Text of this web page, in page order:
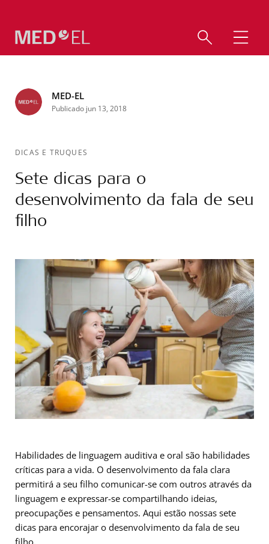
MED-EL
Publicado jun 13, 2018
DICAS E TRUQUES
Sete dicas para o
desenvolvimento da fala de seu
filho
Habilidades de linguagem auditiva e oral são habilidades
críticas para a vida. O desenvolvimento da fala clara
permitirá a seu filho comunicar-se com outros através da
linguagem e expressar-se compartilhando ideias,
preocupações e pensamentos. Aqui estão nossas sete
dicas para encorajar o desenvolvimento da fala de seu
filho.